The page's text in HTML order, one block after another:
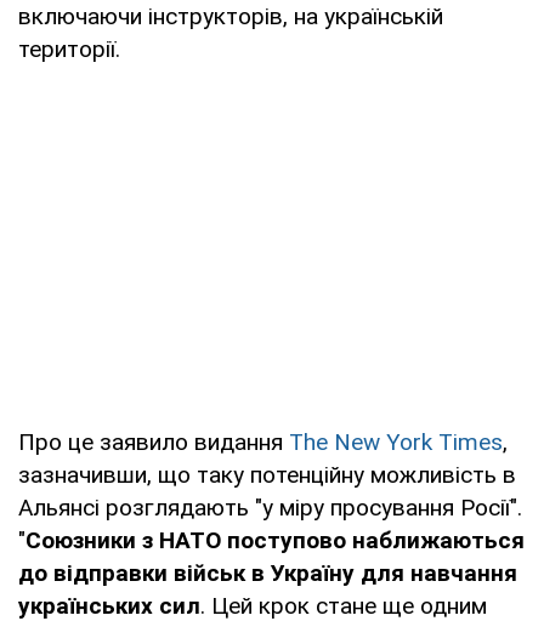
включаючи інструкторів, на українській
території.
Про це заявило видання The New York Times,
зазначивши, що таку потенційну можливість в
Альянсі розглядають "у міру просування Росії".
"Союзники з НАТО поступово наближаються
до відправки військ в Україну для навчання
українських сил. Цей крок стане ще одним